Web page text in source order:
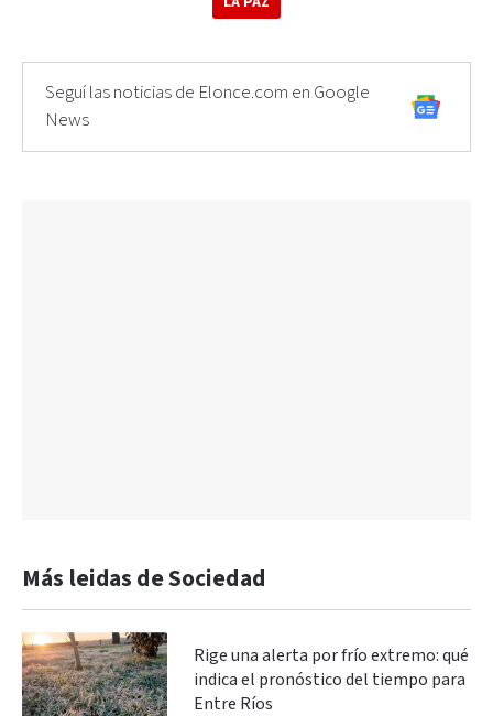
Seguí las noticias de Elonce.com en Google
News
Más leidas de Sociedad
Rige una alerta por frío extremo: qué
indica el pronóstico del tiempo para
Entre Ríos